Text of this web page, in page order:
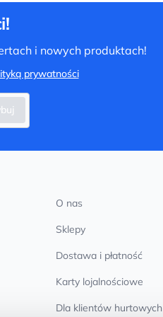
i nowych produktach!
prywatności
O nas
Sklepy
Dostawa i płatność
Karty lojalnościowe
Dla klientów hurtowych